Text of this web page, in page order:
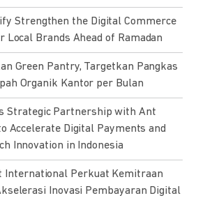
Strengthen the Digital Commerce
Local Brands Ahead of Ramadan
Green Pantry, Targetkan Pangkas
Organik Kantor per Bulan
Strategic Partnership with Ant
Accelerate Digital Payments and
Innovation in Indonesia
International Perkuat Kemitraan
Inovasi Pembayaran Digital